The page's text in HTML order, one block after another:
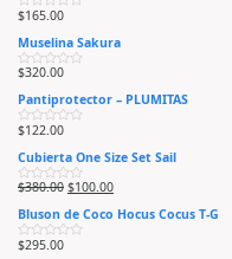
V
l
o
r
a
o
e
n
0
e
5
$165.00
Muselina Sakura
V
l
o
r
a
o
e
n
0
e
5
$320.00
Pantiprotector – PLUMITAS
V
l
o
r
a
o
e
n
0
$122.00
Cubierta One Size Set Sail
V
l
o
r
a
$380.00 $100.00
Bluson de Coco Hocus Cocus T-G
V
$295.00